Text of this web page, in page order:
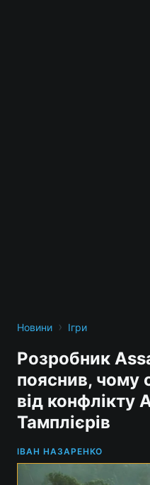
Новини › Ігри
Розробник
пояснив, чому
від конфлікту
Тамплієрів
ІВАН НАЗАРЕНКО